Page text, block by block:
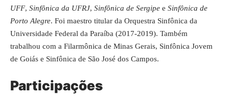
UFF, Sinfônica da UFRJ, Sinfônica de Sergipe e Sinfônica de
Porto Alegre. Foi maestro titular da Orquestra Sinfônica da
Universidade Federal da Paraíba (2017-2019). Também
trabalhou com a Filarmônica de Minas Gerais, Sinfônica Jovem
de Goiás e Sinfônica de São José dos Campos.
Participações